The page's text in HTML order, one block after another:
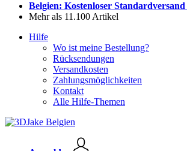
Belgien: Kostenloser Standardversand
Mehr als 11.100 Artikel
Hilfe
Wo ist meine Bestellung?
Rücksendungen
Versandkosten
Zahlungsmöglichkeiten
Kontakt
Alle Hilfe-Themen